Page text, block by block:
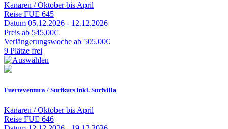
Kanaren / Oktober bis April
Reise FUE 645
Datum 05.12.2026 - 12.12.2026
Preis ab 545.00€
Verlängerungswoche ab 505.00€
9 Plätze frei
Fuerteventura / Surfkurs inkl. Surfvilla
Kanaren / Oktober bis April
Reise FUE 646